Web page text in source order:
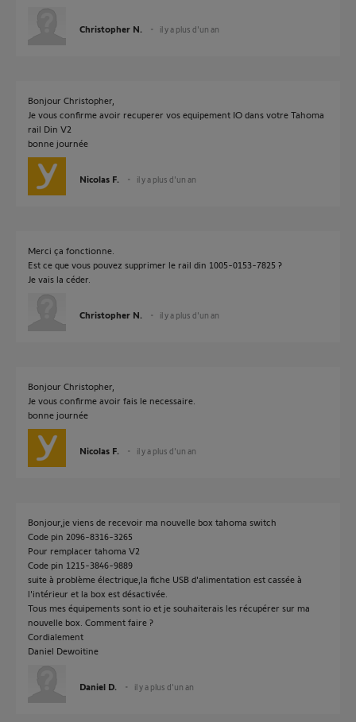
Christopher N. il y a plus d'un an
Bonjour Christopher,
Je vous confirme avoir recuperer vos equipement IO dans votre Tahoma
rail Din V2
bonne journée
Nicolas F. il y a plus d'un an
Merci ça fonctionne.
Est ce que vous pouvez supprimer le rail din 1005-0153-7825 ?
Je vais la céder.
Christopher N. il y a plus d'un an
Bonjour Christopher,
Je vous confirme avoir fais le necessaire.
bonne journée
Nicolas F. il y a plus d'un an
Bonjour,je viens de recevoir ma nouvelle box tahoma switch
Code pin 2096-8316-3265
Pour remplacer tahoma V2
Code pin 1215-3846-9889
suite à problème électrique,la fiche USB d'alimentation est cassée à
l'intérieur et la box est désactivée.
Tous mes équipements sont io et je souhaiterais les récupérer sur ma
nouvelle box. Comment faire ?
Cordialement
Daniel Dewoitine
Daniel D. il y a plus d'un an